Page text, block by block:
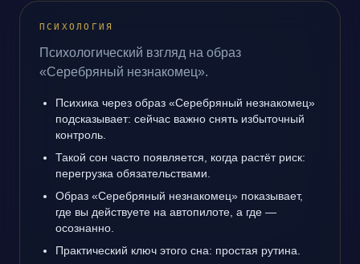
ПСИХОЛОГИЯ
Психологический взгляд на образ
«Серебряный незнакомец».
Психика через образ «Серебряный незнакомец»
подсказывает: сейчас важно снять избыточный
контроль.
Такой сон часто появляется, когда растёт риск:
перегрузка обязательствами.
Образ «Серебряный незнакомец» показывает,
где вы действуете на автопилоте, а где —
осознанно.
Практический ключ этого сна: простая рутина.